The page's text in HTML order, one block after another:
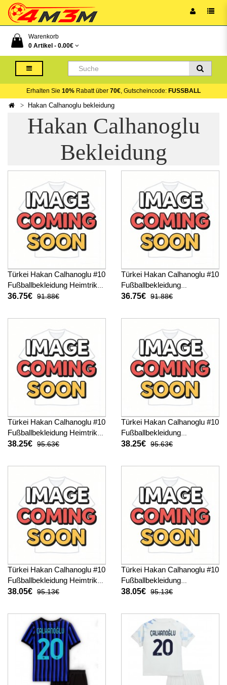
Warenkorb
0 Artikel - 0.00€
Erhalten Sie 10% Rabatt über 70€, Gutscheincode: FUSSBALL
Hakan Calhanoglu bekleidung
Hakan Calhanoglu
Bekleidung
Türkei Hakan Calhanoglu #10
Fußballbekleidung Heimtrikot
Kinder WM 2026 Kurzarm (+
36.75€ 91.88€
Türkei Hakan Calhanoglu #10
Fußballbekleidung
Auswärtstrikot Kinder WM
hosen)
36.75€ 91.88€
Türkei Hakan Calhanoglu #10
Fußballbekleidung Heimtrikot
WM 2026 Kurzarm
38.25€ 95.63€
Türkei Hakan Calhanoglu #10
Fußballbekleidung
Auswärtstrikot WM 2026
38.25€ 95.63€
Türkei Hakan Calhanoglu #10
Fußballbekleidung Heimtrikot
Damen WM 2026 Kurzarm
38.05€ 95.13€
Türkei Hakan Calhanoglu #10
Fußballbekleidung
Auswärtstrikot Damen WM
38.05€ 95.13€